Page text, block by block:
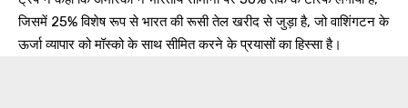
जिसमें 25% विशेष रूप से भारत की रूसी तेल खरीद से जुड़ा है, जो वाशिंगटन के
ऊर्जा व्यापार को मॉस्को के साथ सीमित करने के प्रयासों का हिस्सा है।